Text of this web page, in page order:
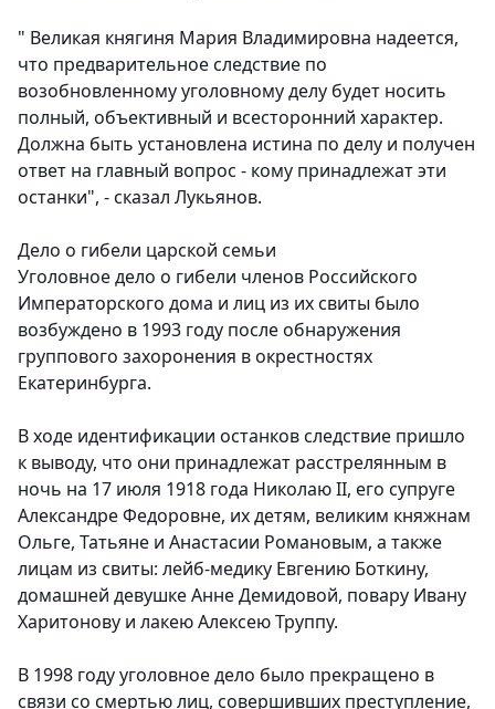
" Великая княгиня Мария Владимировна надеется,
что предварительное следствие по
возобновленному уголовному делу будет носить
полный, объективный и всесторонний характер.
Должна быть установлена истина по делу и получен
ответ на главный вопрос - кому принадлежат эти
останки", - сказал Лукьянов.
Дело о гибели царской семьи
Уголовное дело о гибели членов Российского
Императорского дома и лиц из их свиты было
возбуждено в 1993 году после обнаружения
группового захоронения в окрестностях
Екатеринбурга.
В ходе идентификации останков следствие пришло
к выводу, что они принадлежат расстрелянным в
ночь на 17 июля 1918 года Николаю II, его супруге
Александре Федоровне, их детям, великим княжнам
Ольге, Татьяне и Анастасии Романовым, а также
лицам из свиты: лейб-медику Евгению Боткину,
домашней девушке Анне Демидовой, повару Ивану
Харитонову и лакею Алексею Труппу.
В 1998 году уголовное дело было прекращено в
связи со смертью лиц, совершивших преступление,